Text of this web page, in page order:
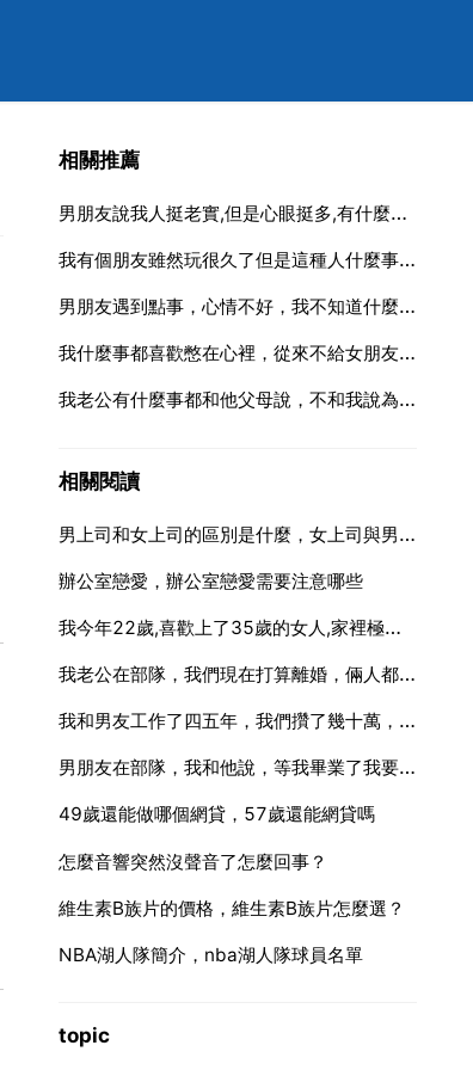
相關推薦
男朋友說我人挺老實,但是心眼挺多,有什麼事能憋著不說,能成大事,啥意思
我有個朋友雖然玩很久了但是這種人什麼事都要爭贏不管什麼事都覺得自己是對的請問這種人是不是沒什
男朋友遇到點事，心情不好，我不知道什麼事，我不要我去他家，想靜靜，我該去問什麼事嗎？我想和他一起承
我什麼事都喜歡憋在心裡，從來不給女朋友說。所以女朋友感覺和我一起挺壓抑，挺累。要分手，我該怎麼辦
我老公有什麼事都和他父母說，不和我說為什麼感覺在這個家就像外人一樣
相關閱讀
男上司和女上司的區別是什麼，女上司與男上司最大的區別是什麼？
辦公室戀愛，辦公室戀愛需要注意哪些
我今年22歲,喜歡上了35歲的女人,家裡極力反對 我該怎麼辦 我們的感情很深 請大家幫幫我 謝謝
我老公在部隊，我們現在打算離婚，倆人都想。該怎麼辦手續？我們是在駐地結婚的
我和男友工作了四五年，我們攢了幾十萬，這裡的房子最便宜的首付都是一百萬以上，男友想用我們的錢
男朋友在部隊，我和他說，等我畢業了我要去部隊看他，可他說什麼都不給我去，他說我人去不安全，可我
49歲還能做哪個網貸，57歲還能網貸嗎
怎麼音響突然沒聲音了怎麼回事？
維生素B族片的價格，維生素B族片怎麼選？
NBA湖人隊簡介，nba湖人隊球員名單
topic